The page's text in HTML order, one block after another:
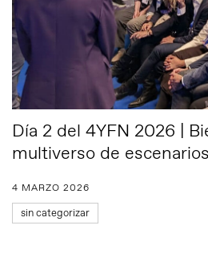
Día 2 del 4YFN 2026 |
multiverso de escenarios
4 MARZO 2026
sin categorizar